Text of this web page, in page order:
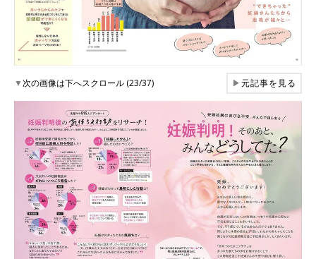
▼次の画像は下へスクロール (23/37) ▶元記事を見る